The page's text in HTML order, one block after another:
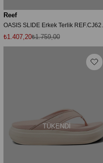
Reef
₺1.407,20₺1.759,00
TÜKENDI